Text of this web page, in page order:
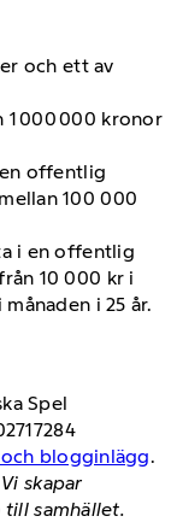
och ett av
1 000 000 kronor
offentlig
100 000
i en offentlig
10 000 kr i
i 25 år.
Spel
blogginlägg.
skapar
samhället.